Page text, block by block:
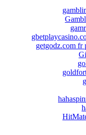
getgodz.com fr